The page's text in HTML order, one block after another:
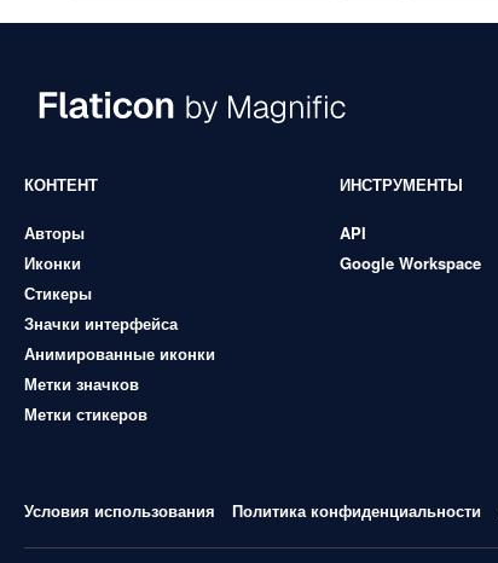
КОНТЕНТ
Авторы
Иконки
Стикеры
Значки интерфейса
Анимированные иконки
Метки значков
Метки стикеров
ИНСТРУМЕНТЫ
API
Google Workspace
Условия использования Политика конфиденциальности